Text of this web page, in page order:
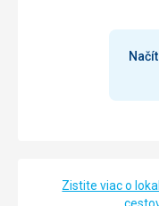
Zistite viac o